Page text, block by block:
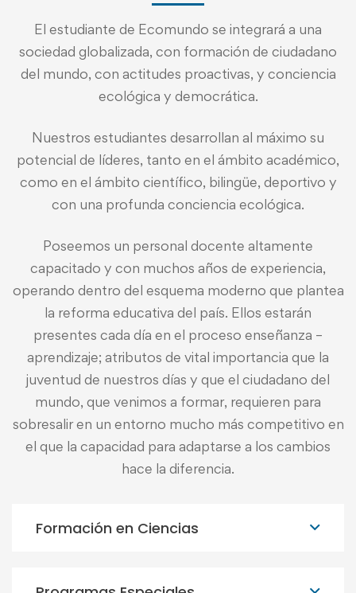
El estudiante de Ecomundo se integrará a una
sociedad globalizada, con formación de ciudadano
del mundo, con actitudes proactivas, y conciencia
ecológica y democrática.
Nuestros estudiantes desarrollan al máximo su
potencial de líderes, tanto en el ámbito académico,
como en el ámbito científico, bilingüe, deportivo y
con una profunda conciencia ecológica.
Poseemos un personal docente altamente
capacitado y con muchos años de experiencia,
operando dentro del esquema moderno que plantea
la reforma educativa del país. Ellos estarán
presentes cada día en el proceso enseñanza –
aprendizaje; atributos de vital importancia que la
juventud de nuestros días y que el ciudadano del
mundo, que venimos a formar, requieren para
sobresalir en un entorno mucho más competitivo en
el que la capacidad para adaptarse a los cambios
hace la diferencia.
Formación en Ciencias